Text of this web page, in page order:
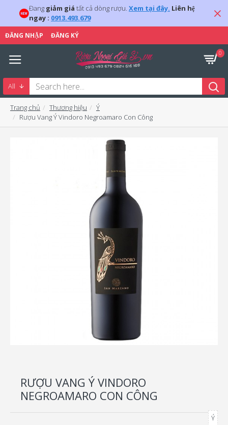
Đang giảm giá tất cả dòng rượu. Xem tại đây. Liên hệ
ngay : 0913.493.679
ĐĂNG NHẬP ĐĂNG KÝ
0
All
Trang chủ Thương hiệu
Ý
Rượu Vang Ý Vindoro Negroamaro Con Công
RƯỢU VANG Ý VINDORO
NEGROAMARO CON CÔNG
Ý